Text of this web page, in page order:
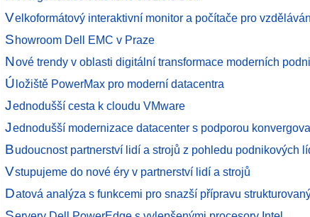
Velkoformátový interaktivní monitor a počítače pro
Showroom Dell EMC v Praze
Nové trendy v oblasti digitální transformace moderních
Úložiště PowerMax pro moderní datacentra
Jednodušší cesta k cloudu VMware
Jednodušší modernizace datacenter s podporou
Budoucnost partnerství lidí a strojů z pohledu podnikových
Vstupujeme do nové éry v partnerství lidí a strojů
Datová analýza s funkcemi pro snazší přípravu